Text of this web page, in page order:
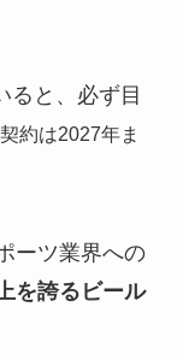
ると、必ず目
契約は2027年ま
ーツ業界への
を誇るビール